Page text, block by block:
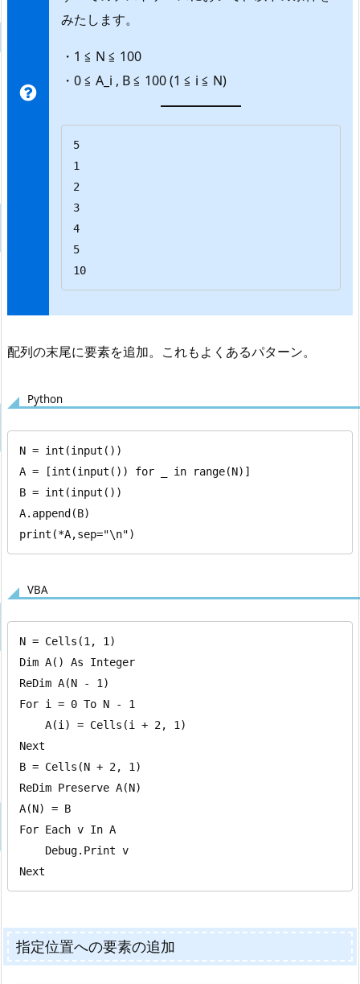
みたします。
・1 ≦ N ≦ 100
・0 ≦ A_i , B ≦ 100 (1 ≦ i ≦ N)
5
1
2
3
4
5
10
配列の末尾に要素を追加。これもよくあるパターン。
Python
N = int(input())
A = [int(input()) for _ in range(N)]
B = int(input())
A.append(B)
print(*A,sep="\n")
VBA
N = Cells(1, 1)
Dim A() As Integer
ReDim A(N - 1)
For i = 0 To N - 1
Next
B = Cells(N + 2, 1)
ReDim Preserve A(N)
A(N) = B
For Each v In A
Next
指定位置への要素の追加